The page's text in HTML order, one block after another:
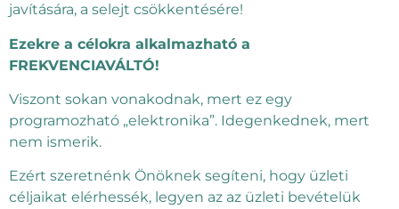
javítására, a selejt csökkentésére!
Ezekre a célokra alkalmazható a
FREKVENCIAVÁLTÓ!
Viszont sokan vonakodnak, mert ez egy
programozható „elektronika”. Idegenkednek, mert
nem ismerik.
Ezért szeretnénk Önöknek segíteni, hogy üzleti
céljaikat elérhessék, legyen az az üzleti bevételük